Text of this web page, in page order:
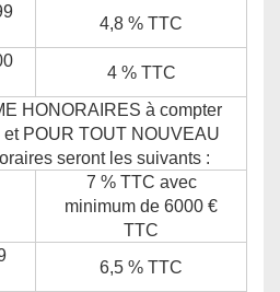
4,8 % TTC
4 % TTC
HONORAIRES à compter
POUR TOUT NOUVEAU
seront les suivants :
7 % TTC avec
minimum de 6000 €
TTC
6,5 % TTC